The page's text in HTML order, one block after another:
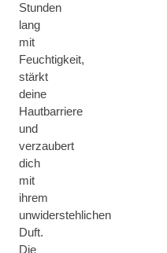
Stunden
lang
mit
Feuchtigkeit,
stärkt
deine
Hautbarriere
und
verzaubert
dich
mit
ihrem
unwiderstehlichen
Duft.
Die